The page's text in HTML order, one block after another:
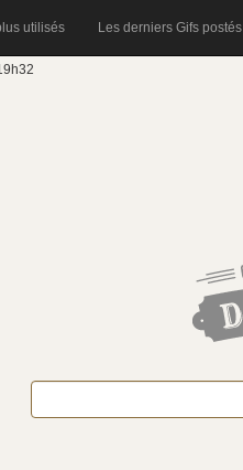
utilisés Les derniers Gifs postés